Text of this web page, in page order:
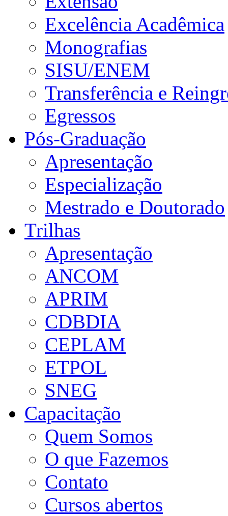
Excelência Acadêmica
Monografias
SISU/ENEM
Transferência e
Egressos
Pós-Graduação
Apresentação
Especialização
Mestrado e Doutorado
Trilhas
Apresentação
ANCOM
APRIM
CDBDIA
CEPLAM
ETPOL
SNEG
Capacitação
Quem Somos
O que Fazemos
Contato
Cursos abertos